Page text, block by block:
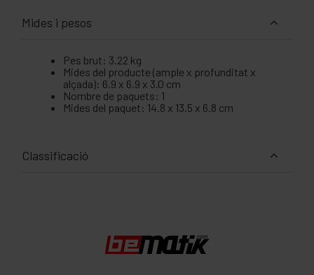
Mides i pesos
Pes brut: 3.22 kg
Mides del producte (ample x profunditat x
alçada): 6.9 x 6.9 x 3.0 cm
Nombre de paquets: 1
Mides del paquet: 14.8 x 13.5 x 6.8 cm
Classificació